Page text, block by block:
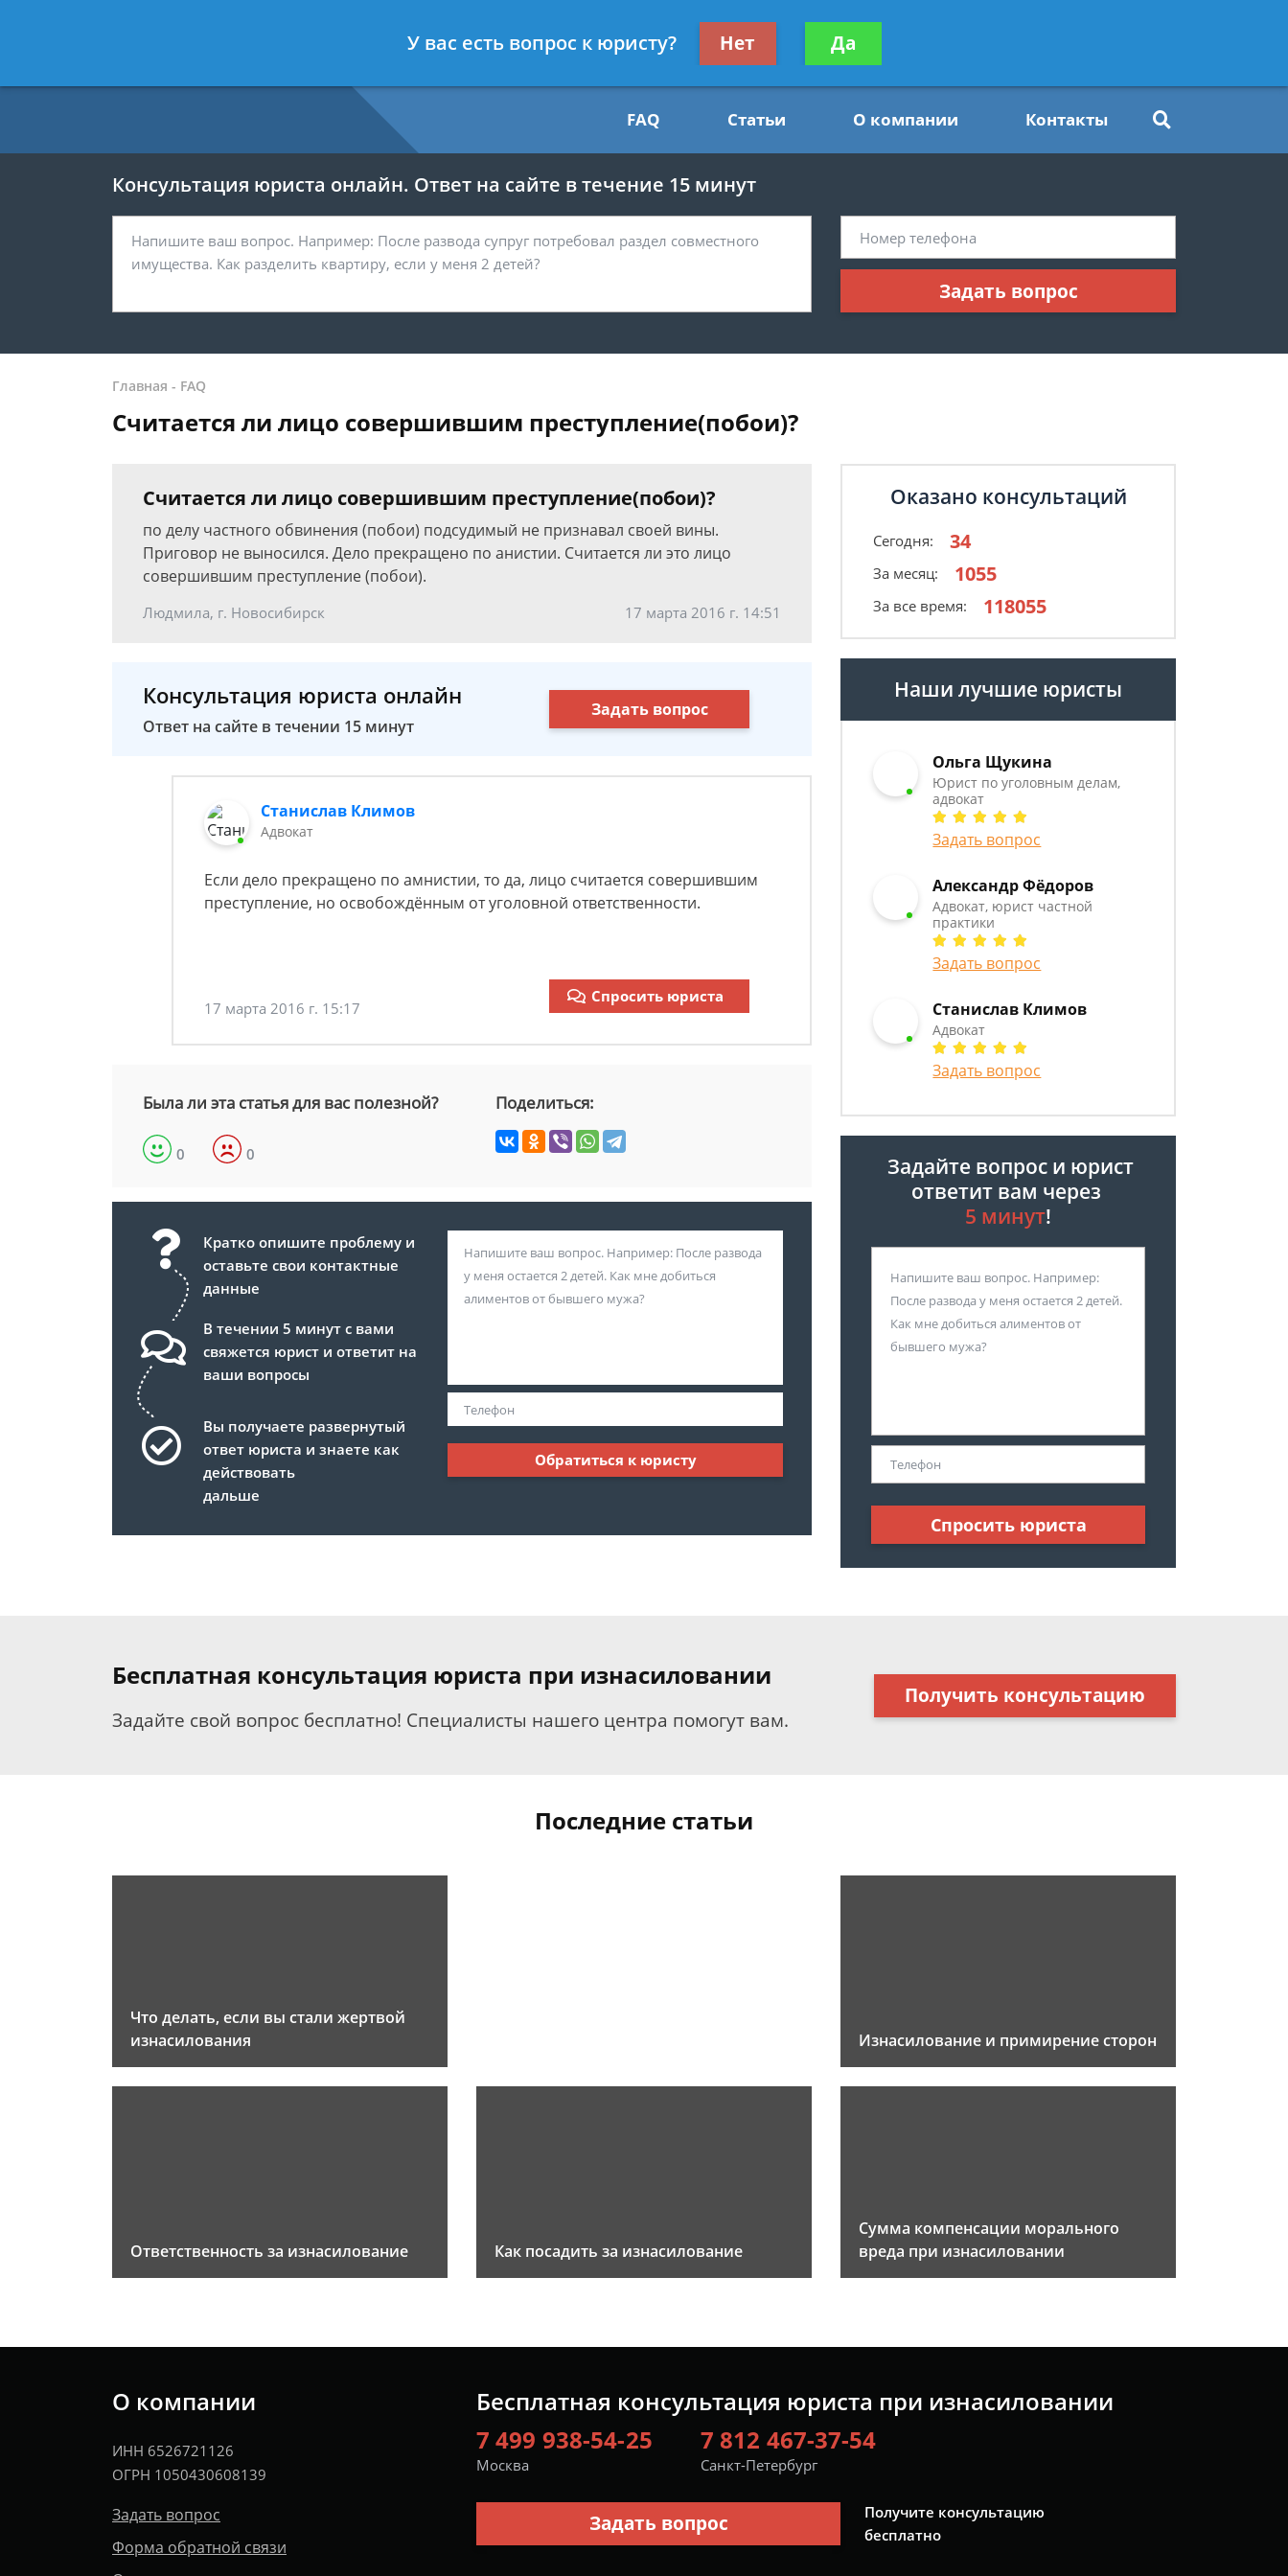
7 812 467-37-54
Получите консультацию
бесплатно
FAQ Статьи О компании Контакты
Консультация юриста онлайн. Ответ на сайте в течение 15 минут
Задать вопрос
Главная - FAQ
Считается ли лицо совершившим преступление(побои)?
Считается ли лицо совершившим преступление(побои)?
по делу частного обвинения (побои) подсудимый не признавал своей вины.
Приговор не выносился. Дело прекращено по анистии. Считается ли это лицо
совершившим преступление (побои).
Людмила, г. Новосибирск 17 марта 2016 г. 14:51
Консультация юриста онлайн
Ответ на сайте в течении 15 минут
Задать вопрос
Станислав Климов
Адвокат
Если дело прекращено по амнистии, то да, лицо считается совершившим
преступление, но освобождённым от уголовной ответственности.
17 марта 2016 г. 15:17
Спросить юриста
Была ли эта статья для вас полезной?
0 0
Поделиться:
Кратко опишите проблему и
оставьте свои контактные
данные
В течении 5 минут с вами
свяжется юрист и ответит на
ваши вопросы
Вы получаете развернутый
ответ юриста и знаете как
действовать
дальше
Обратиться к юристу
Оказано консультаций
Сегодня: 34
За месяц: 1055
За все время: 118055
Наши лучшие юристы
Ольга Щукина
Юрист по уголовным делам,
адвокат
Задать вопрос
Александр Фёдоров
Адвокат, юрист частной
практики
Задать вопрос
Станислав Климов
Адвокат
Задать вопрос
Задайте вопрос и юрист
ответит вам через
5 минут!
Спросить юриста
Бесплатная консультация юриста при изнасиловании
Задайте свой вопрос бесплатно! Специалисты нашего центра помогут вам.
Получить консультацию
Последние статьи
Что делать, если вы стали жертвой
изнасилования
Изнасилование и примирение сторон
Ответственность за изнасилование Как посадить за изнасилование
Сумма компенсации морального
вреда при изнасиловании
О компании
ИНН 6526721126
ОГРН 1050430608139
Задать вопрос
Форма обратной связи
Бесплатная консультация юриста при изнасиловании
7 499 938-54-25
Москва
7 812 467-37-54
Санкт-Петербург
Задать вопрос
Получите консультацию
бесплатно
У вас есть вопрос к юристу? Нет Да